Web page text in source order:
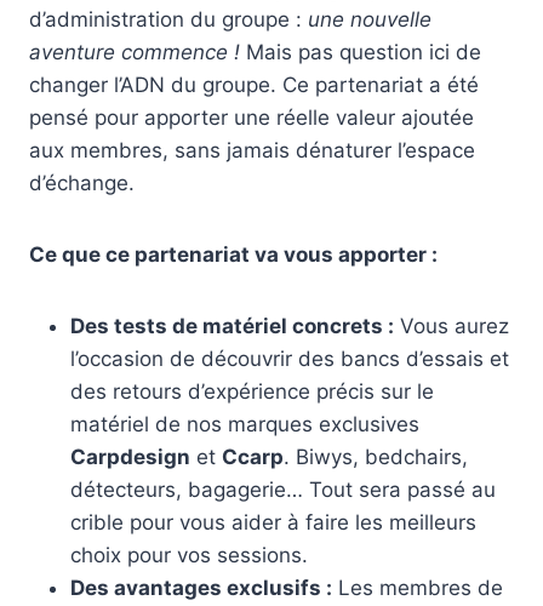
d’administration du groupe : une nouvelle
aventure commence ! Mais pas question ici de
changer l’ADN du groupe. Ce partenariat a été
pensé pour apporter une réelle valeur ajoutée
aux membres, sans jamais dénaturer l’espace
d’échange.
Ce que ce partenariat va vous apporter :
Des tests de matériel concrets : Vous aurez
l’occasion de découvrir des bancs d’essais et
des retours d’expérience précis sur le
matériel de nos marques exclusives
Carpdesign et Ccarp. Biwys, bedchairs,
détecteurs, bagagerie… Tout sera passé au
crible pour vous aider à faire les meilleurs
choix pour vos sessions.
Des avantages exclusifs : Les membres de